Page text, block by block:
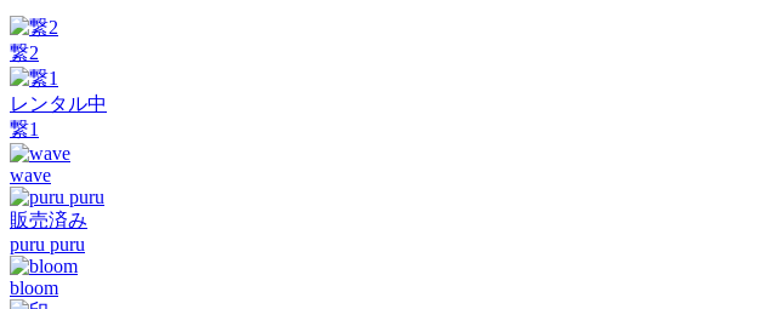
繋2
レンタル中
繋1
wave
販売済み
puru puru
bloom